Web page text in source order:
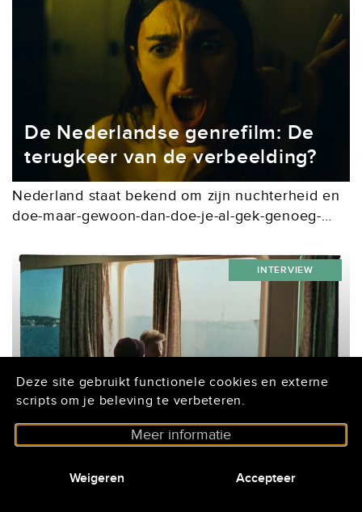
Deze site gebruikt functionele cookies en externe
scripts om je beleving te verbeteren.
Meer informatie
Weigeren Accepteer
De Nederlandse genrefilm: De
terugkeer van de verbeelding?
Nederland staat bekend om zijn nuchterheid en
doe-maar-gewoon-dan-doe-je-al-gek-genoeg-
weerspiegeld in de films die we maken, waarin
het realisme de boventoon voert. Daar zijn een
aantal...
Buiten de landsgrenzen (1):
David Verbeek
Nederlandse filmmakers kijken steeds vaker
INTERVIEW